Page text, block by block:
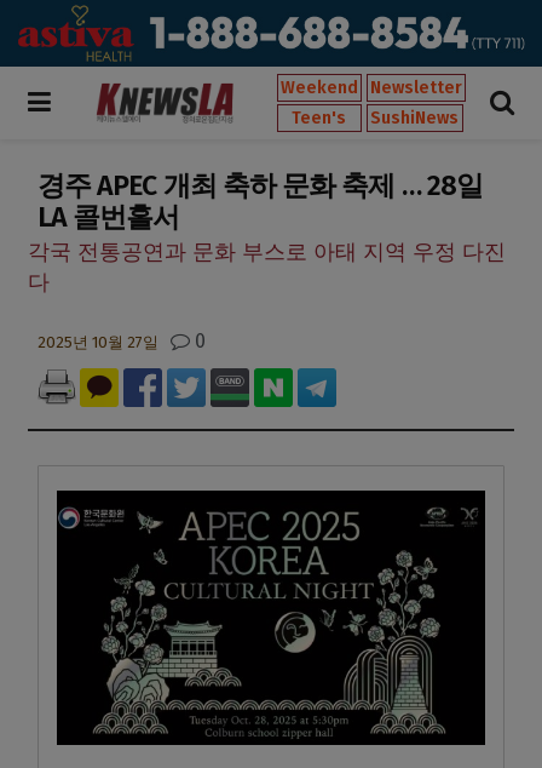
Weekend
Newsletter
Teen's
SushiNews
경주 APEC 개최 축하 문화 축제 … 28일
LA 콜번홀서
각국 전통공연과 문화 부스로 아태 지역 우정 다진
다
2025년 10월 27일 0